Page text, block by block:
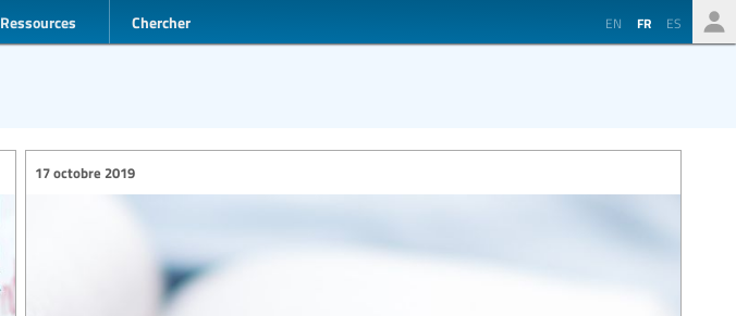
Ressources Chercher EN FR ES
17 octobre 2019